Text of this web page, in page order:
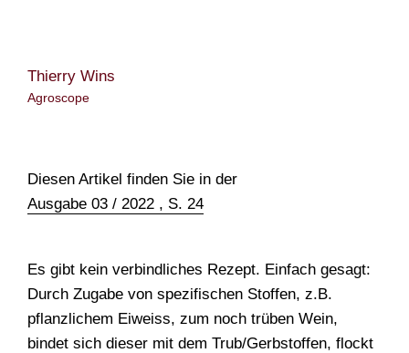
AGENDA
Thierry Wins
Agroscope
Diesen Artikel finden Sie in der
Ausgabe 03 / 2022 , S. 24
Es gibt kein verbindliches Rezept. Einfach gesagt:
Durch Zugabe von spezifischen Stoffen, z.B.
pflanzlichem Eiweiss, zum noch trüben Wein,
bindet sich dieser mit dem Trub/Gerbstoffen, flockt